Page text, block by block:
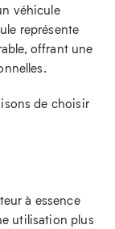
véhicule
représente
offrant une
de choisir
à essence
utilisation plus